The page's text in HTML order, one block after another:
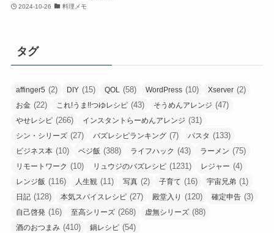
2024-10-26 料理メモ
タグ
affinger5 (2) DIY (15) QOL (58) WordPress (10) Xserver (2)
お金 (22) これ!うま!!つゆレシピ (43) そうめんアレンジ (47)
やせレシピ (266) インスタントらーめんアレンジ (31)
シン・シリーズ (27) バズレシピランキング (7) パスタ (133)
ビジネス本 (10) ベジ飯 (388) ライフハック (43) ラーメン (75)
リモートワーク (10) リュウジのバズレシピ (1231) レジャー (4)
レンジ飯 (116) 人生観 (11) 写真 (2) 子育て (16) 宇宙兄弟 (1)
日記 (128) 本気スパイスレシピ (27) 殿堂入り (120) 確定申告 (3)
自己啓発 (16) 至高シリーズ (268) 虚無シリーズ (88)
酒のおつまみ (410) 鍋レシピ (54)